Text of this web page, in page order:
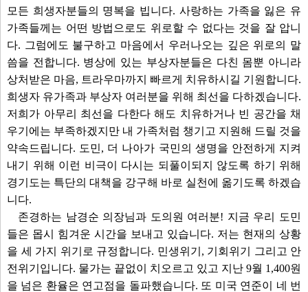
모든 희생자분들의 명복을 빕니다. 사랑하는 가족을 잃은 유
가족들께는 어떤 방법으로도 위로할 수 없다는 것을 잘 압니
다. 그럼에도 불구하고 마음에서 우러나오는 깊은 위로의 말
씀을 전합니다. 병상에 있는 부상자분들은 다친 몸뿐 아니라
상처받은 마음, 트라우마까지 빠르게 치유하시길 기원합니다.
희생자 유가족과 부상자 여러분을 위해 최선을 다하겠습니다.
저희가 아무리 최선을 다한다 해도 치유하거나 빈 공간을 채
우기에는 부족하겠지만 내 가족처럼 챙기고 지원해 드릴 것을
약속드립니다. 도민, 더 나아가 국민의 생명을 안전하게 지켜
내기 위해 이런 비극이 다시는 되풀이되지 않도록 하기 위해
경기도는 특단의 대책을 강구해 바로 실천에 옮기도록 하겠습
니다.
존경하는 남경순 의장님과 도의원 여러분! 지금 우리 도민
들은 몹시 힘겨운 시간을 보내고 있습니다. 저는 현재의 상황
을 세 가지 위기로 규정합니다. 민생위기, 기회위기 그리고 안
전위기입니다. 물가는 끝없이 치오르고 있고 지난 9월 1,400원
을 넘은 환율은 연고점을 돌파했습니다. 또 미국 연준이 네 번